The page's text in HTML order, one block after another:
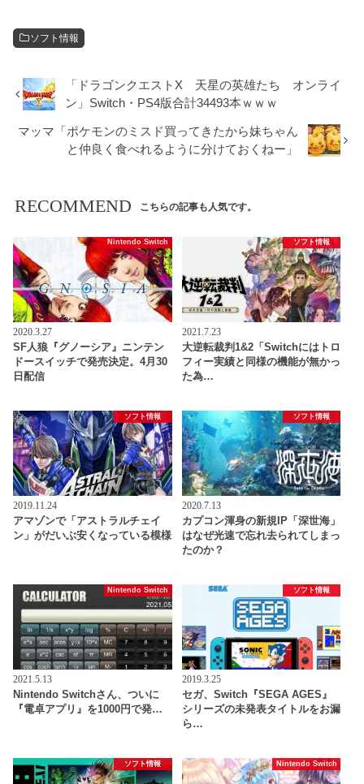
ソフト情報
「ドラゴンクエストX 天星の英雄たち オンライ
ン」Switch・PS4版合計34493本ｗｗｗ
マッマ「ポケモンのミスド買ってきたから妹ちゃん
と仲良く食べれるように分けておくねー」
RECOMMEND こちらの記事も人気です。
Nintendo Switch
2020.3.27
SF人狼『グノーシア』ニンテン
ドースイッチで発売決定。4月30
日配信
ソフト情報
2021.7.23
大逆転裁判1&2「Switchにはトロ
フィー実績と同様の機能が無かっ
た為…
ソフト情報
2019.11.24
アマゾンで「アストラルチェイ
ン」がだいぶ安くなっている模様
ソフト情報
2020.7.13
カプコン渾身の新規IP「深世海」
はなぜ光速で忘れ去られてしまっ
たのか？
Nintendo Switch
2021.5.13
Nintendo Switchさん、ついに
『電卓アプリ』を1000円で発…
ソフト情報
2019.3.25
セガ、Switch『SEGA AGES』
シリーズの未発表タイトルをお漏
ら…
ソフト情報 Nintendo Switch